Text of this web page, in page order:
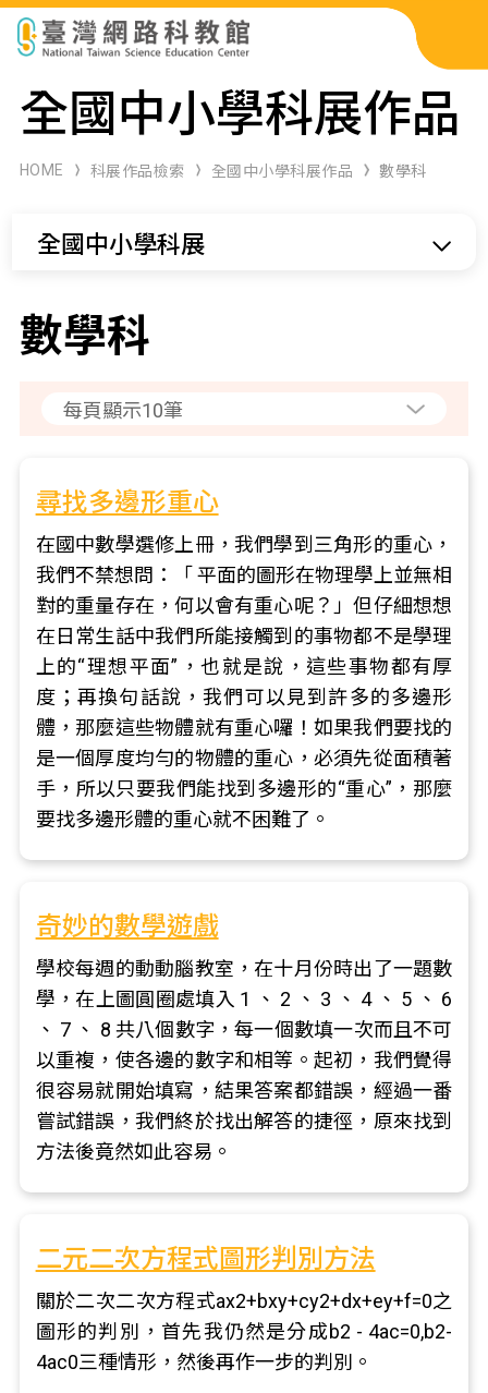
科展作品檢索
科學研習月刊
全國中小學科展作品
HOME 科展作品檢索 全國中小學科展作品 數學科
全國中小學科展
數學科
尋找多邊形重心
在國中數學選修上冊，我們學到三角形的重心，
我們不禁想問：「 平面的圖形在物理學上並無相
對的重量存在，何以會有重心呢？」但仔細想想
在日常生話中我們所能接觸到的事物都不是學理
上的“理想平面”，也就是說，這些事物都有厚
度；再換句話說，我們可以見到許多的多邊形
體，那麼這些物體就有重心囉！如果我們要找的
是一個厚度均勻的物體的重心，必須先從面積著
手，所以只要我們能找到多邊形的“重心”，那麼
要找多邊形體的重心就不困難了。
奇妙的數學遊戲
學校每週的動動腦教室，在十月份時出了一題數
學，在上圖圓圈處填入 1 、 2 、 3 、 4 、 5 、 6
、 7 、 8 共八個數字，每一個數填一次而且不可
以重複，使各邊的數字和相等。起初，我們覺得
很容易就開始填寫，結果答案都錯誤，經過一番
嘗試錯誤，我們終於找出解答的捷徑，原來找到
方法後竟然如此容易。
二元二次方程式圖形判別方法
關於二次二次方程式ax2+bxy+cy2+dx+ey+f=0之
圖形的判別，首先我仍然是分成b2 - 4ac=0,b2-
4ac0三種情形，然後再作一步的判別。